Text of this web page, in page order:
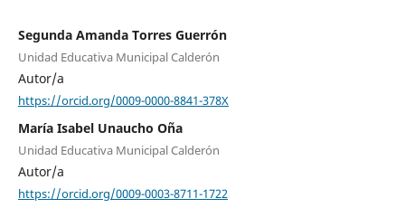
Segunda Amanda Torres Guerrón
Unidad Educativa Municipal Calderón
Autor/a
https://orcid.org/0009-0000-8841-378X
María Isabel Unaucho Oña
Unidad Educativa Municipal Calderón
Autor/a
https://orcid.org/0009-0003-8711-1722